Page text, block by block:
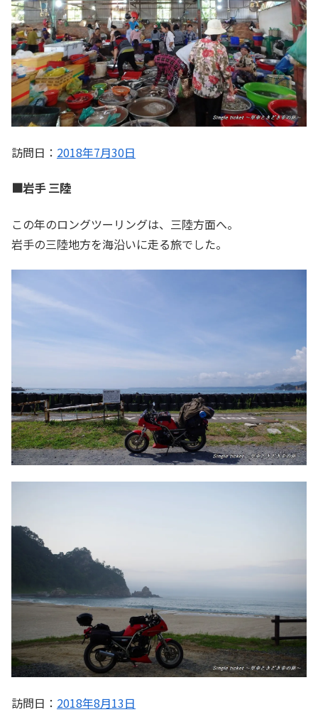
訪問日： 2018年7月30日
■岩手 三陸
この年のロングツーリングは、三陸方面へ。
岩手の三陸地方を海沿いに走る旅でした。
訪問日： 2018年8月13日